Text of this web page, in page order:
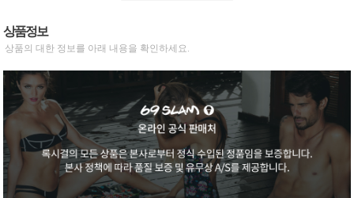
상품정보
상품의 대한 정보를 아래 내용을 확인하세요.